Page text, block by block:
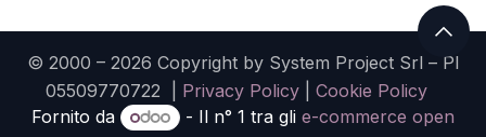
© 2000 – 2026 Copyright by System Project Srl – PI
05509770722 | Privacy Policy| Cookie Policy
Fornito da
- Il n° 1 tra gli e-commerce open